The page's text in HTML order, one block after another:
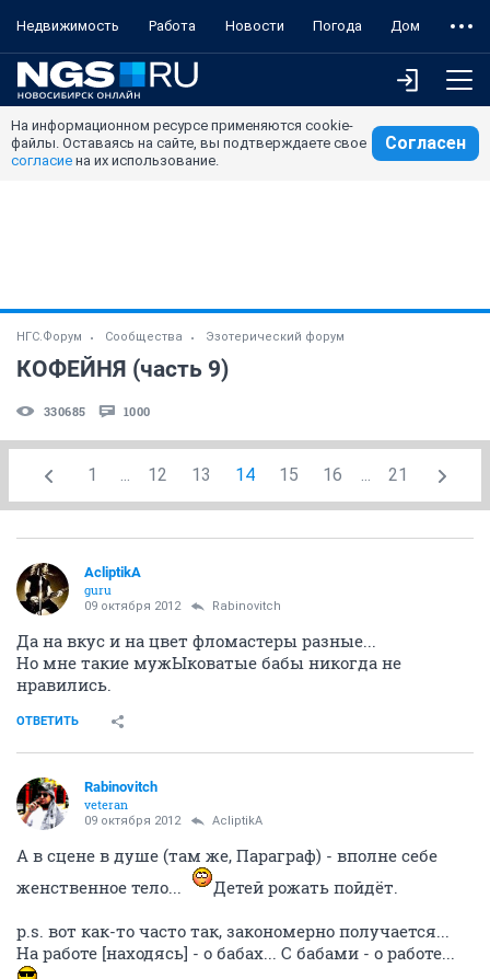
Недвижимость Работа Новости Погода Дом
На информационном ресурсе применяются cookie-
файлы. Оставаясь на сайте, вы подтверждаете свое
согласие на их использование.
Согласен
НГС.Форум Сообщества Эзотерический форум
КОФЕЙНЯ (часть 9)
330685 1000
1 ... 12 13 14 15 16 ... 21
AcliptikA
guru
09 октября 2012 Rabinovitch
Да на вкус и на цвет фломастеры разные...
Но мне такие мужЫковатые бабы никогда не
нравились.
ОТВЕТИТЬ
Rabinovitch
veteran
09 октября 2012 AcliptikA
А в сцене в душе (там же, Параграф) - вполне себе
женственное тело...
Детей рожать пойдёт.
p.s. вот как-то часто так, закономерно получается...
На работе [находясь] - о бабах... С бабами - о работе...